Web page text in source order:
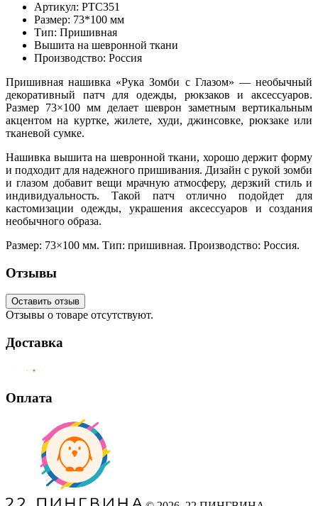
Артикул: PTC351
Размер: 73*100 мм
Тип: Пришивная
Вышита на шевронной ткани
Производство: Россия
Пришивная нашивка «Рука Зомби с Глазом» — необычный
декоративный патч для одежды, рюкзаков и аксессуаров.
Размер 73×100 мм делает шеврон заметным вертикальным
акцентом на куртке, жилете, худи, джинсовке, рюкзаке или
тканевой сумке.
Нашивка вышита на шевронной ткани, хорошо держит форму
и подходит для надежного пришивания. Дизайн с рукой зомби
и глазом добавит вещи мрачную атмосферу, дерзкий стиль и
индивидуальность. Такой патч отлично подойдет для
кастомизации одежды, украшения аксессуаров и создания
необычного образа.
Размер: 73×100 мм. Тип: пришивная. Производство: Россия.
Отзывы
Оставить отзыв
Отзывы о товаре отсутствуют.
Доставка
Оплата